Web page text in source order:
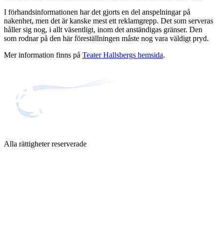
I förhandsinformationen har det gjorts en del anspelningar på
nakenhet, men det är kanske mest ett reklamgrepp. Det som serveras
håller sig nog, i allt väsentligt, inom det anständigas gränser. Den
som rodnar på den här föreställningen måste nog vara väldigt pryd.
Mer information finns på Teater Hallsbergs hemsida.
Alla rättigheter reserverade